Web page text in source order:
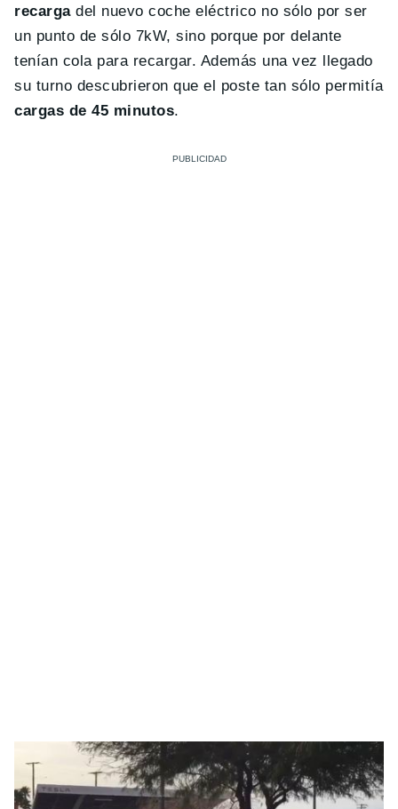
recargadel nuevo coche eléctrico no sólo por ser
un punto de sólo 7kW, sino porque por delante
tenían cola para recargar. Además una vez llegado
su turno descubrieron que el poste tan sólo permitía
cargas de 45 minutos.